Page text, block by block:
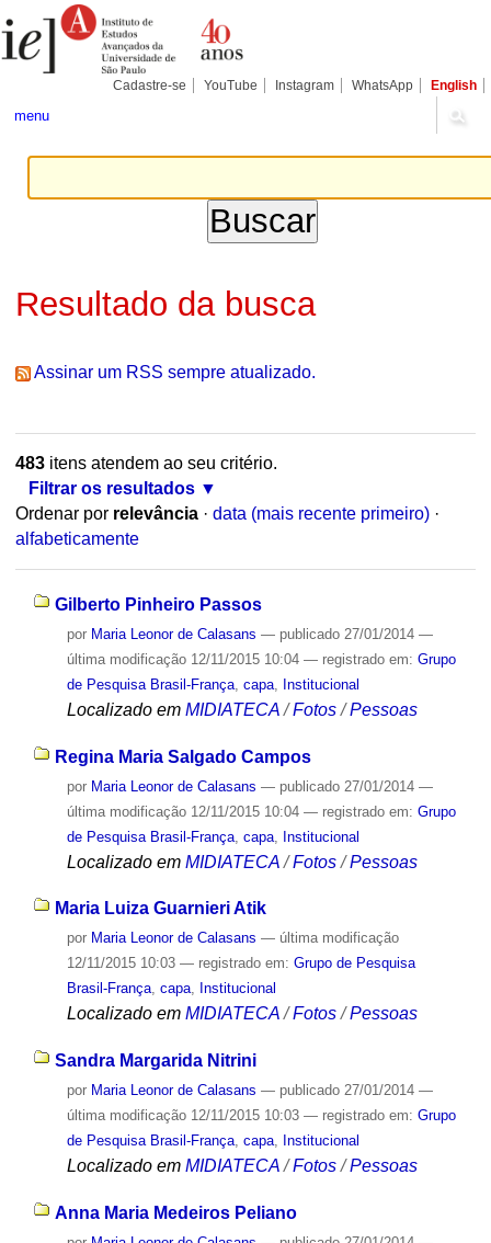
para
conteúdo.
Pessoais
Cadastre-se YouTube Instagram WhatsApp English
menu
Resultado da busca
Assinar um RSS sempre atualizado.
483itens atendem ao seu critério.
Filtrar os resultados
Ordenar por relevância · data (mais recente primeiro) ·
alfabeticamente
Gilberto Pinheiro Passos
por Maria Leonor de Calasans — publicado27/01/2014 —
última modificação12/11/2015 10:04 — registrado em: Grupo
de Pesquisa Brasil-França, capa, Institucional
Localizado em MIDIATECA /Fotos /Pessoas
Regina Maria Salgado Campos
por Maria Leonor de Calasans — publicado27/01/2014 —
última modificação12/11/2015 10:04 — registrado em: Grupo
de Pesquisa Brasil-França, capa, Institucional
Localizado em MIDIATECA /Fotos /Pessoas
Maria Luiza Guarnieri Atik
por Maria Leonor de Calasans — última modificação
12/11/2015 10:03 — registrado em: Grupo de Pesquisa
Brasil-França, capa, Institucional
Localizado em MIDIATECA /Fotos /Pessoas
Sandra Margarida Nitrini
por Maria Leonor de Calasans — publicado27/01/2014 —
última modificação12/11/2015 10:03 — registrado em: Grupo
de Pesquisa Brasil-França, capa, Institucional
Localizado em MIDIATECA /Fotos /Pessoas
Anna Maria Medeiros Peliano